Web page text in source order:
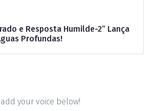
e Resposta Humilde-2” Lança
Profundas!
your voice below!